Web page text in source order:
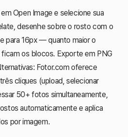
Open Image e selecione sua
desenhe sobre o rosto com o
para 16px — quanto maior o
os blocos. Exporte em PNG
Fotor.com oferece
cliques (upload, selecionar
50+ fotos simultaneamente,
automaticamente e aplica
por imagem.